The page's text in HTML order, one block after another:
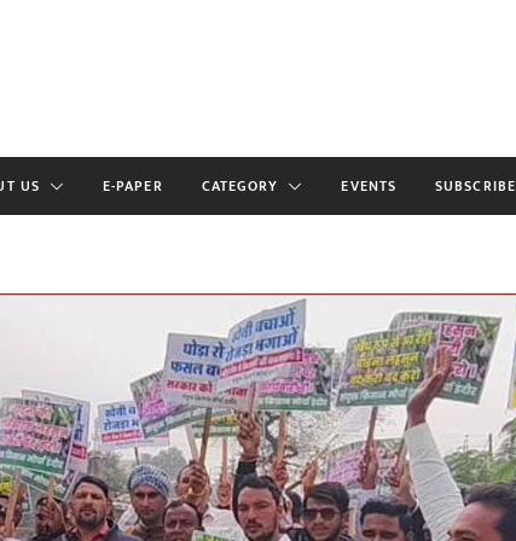
US E-PAPER CATEGORY EVENTS SUBSCRIBE